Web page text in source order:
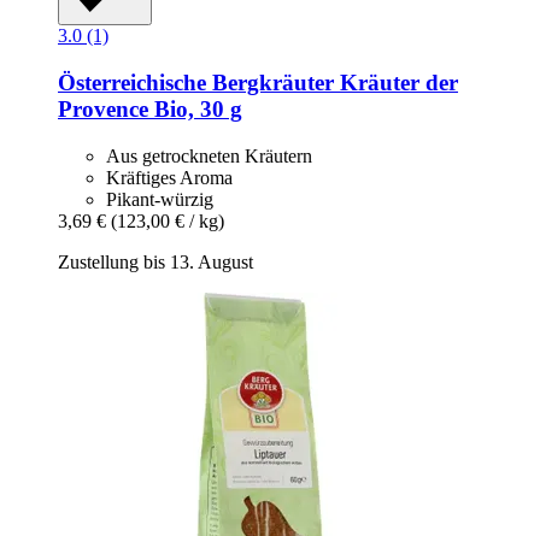
3.0 (1)
Österreichische Bergkräuter Kräuter der
Provence Bio, 30 g
Aus getrockneten Kräutern
Kräftiges Aroma
Pikant-würzig
3,69 € (123,00 € / kg)
Zustellung bis 13. August